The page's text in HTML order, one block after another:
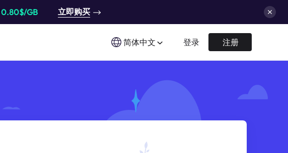
0.80$/GB 立即购买
简体中文 登录 注册